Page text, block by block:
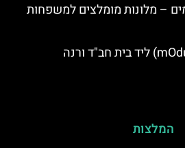
– מלונות מומלצים למשפחות
המלצות